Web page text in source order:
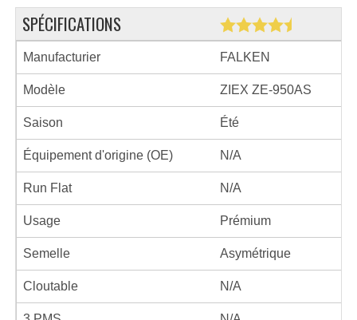
SPÉCIFICATIONS
Manufacturier FALKEN
Modèle ZIEX ZE-950AS
Saison Été
Équipement d'origine (OE) N/A
Run Flat N/A
Usage Prémium
Semelle Asymétrique
Cloutable N/A